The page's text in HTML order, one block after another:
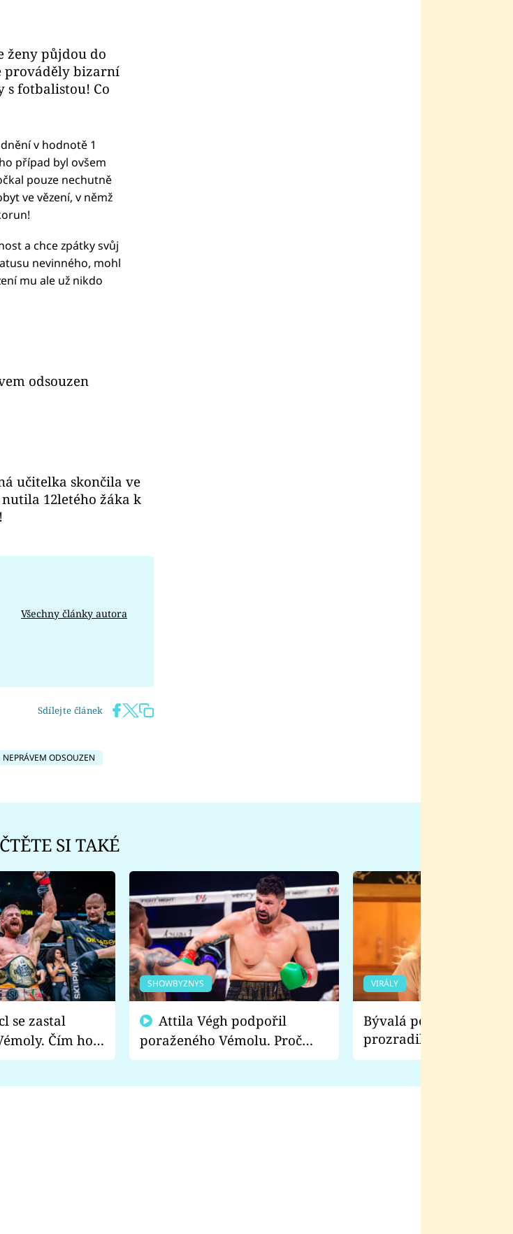
ženy půjdou do
prováděly bizarní
fotbalistou! Co
v hodnotě 1
případ byl ovšem
pouze nechutně
ve vězení, v němž
a chce zpátky svůj
nevinného, mohl
mu ale už nikdo
odsouzen
učitelka skončila ve
12letého žáka k
Všechny články autora
Sdílejte článek
NEPRÁVEM ODSOUZEN
SI TAKÉ
Čím ho
SHOWBYZNYS
poraženého Vémolu. Proč
chce raději zápasit s ním než
VIRÁLY
Bývalá pornoherečka
prozradila, co ji
natáčení Euforie.